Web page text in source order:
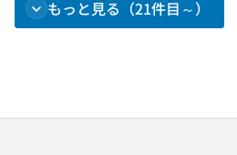
もっと見る（21件目～）